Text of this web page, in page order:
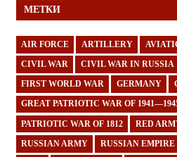
МЕТКИ
AIR FORCE ARTILLERY
CIVIL WAR CIVIL WAR IN RUSSIA
FIRST WORLD WAR GERMANY
GREAT PATRIOTIC WAR OF
PATRIOTIC WAR OF 1812 RED
RUSSIAN ARMY RUSSIAN EMPIRE